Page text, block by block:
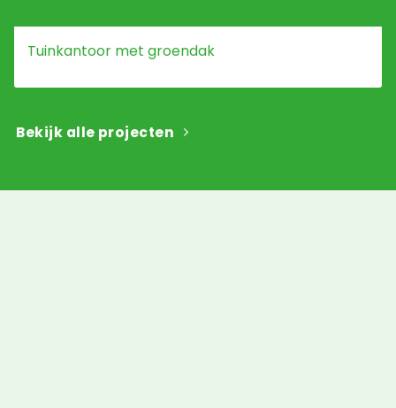
Tuinkantoor met groendak
Bekijk alle projecten